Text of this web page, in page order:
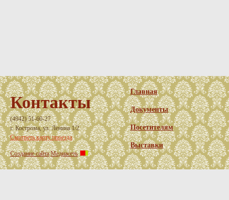
Контакты
(4942) 51-60-27
г. Кострома, ул. Ленина 1/2
Смотреть карту проезда
Создание сайта Медиасеть
Главная
Документы
Посетителям
Выставки